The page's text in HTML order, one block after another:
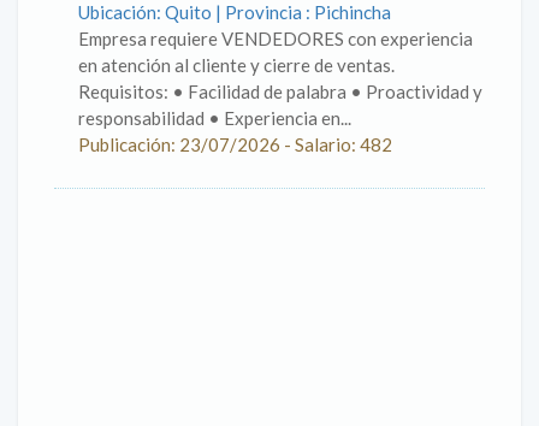
Ubicación: Quito | Provincia : Pichincha
Empresa requiere VENDEDORES con experiencia
en atención al cliente y cierre de ventas.
Requisitos: • Facilidad de palabra • Proactividad y
responsabilidad • Experiencia en...
Publicación: 23/07/2026 - Salario: 482